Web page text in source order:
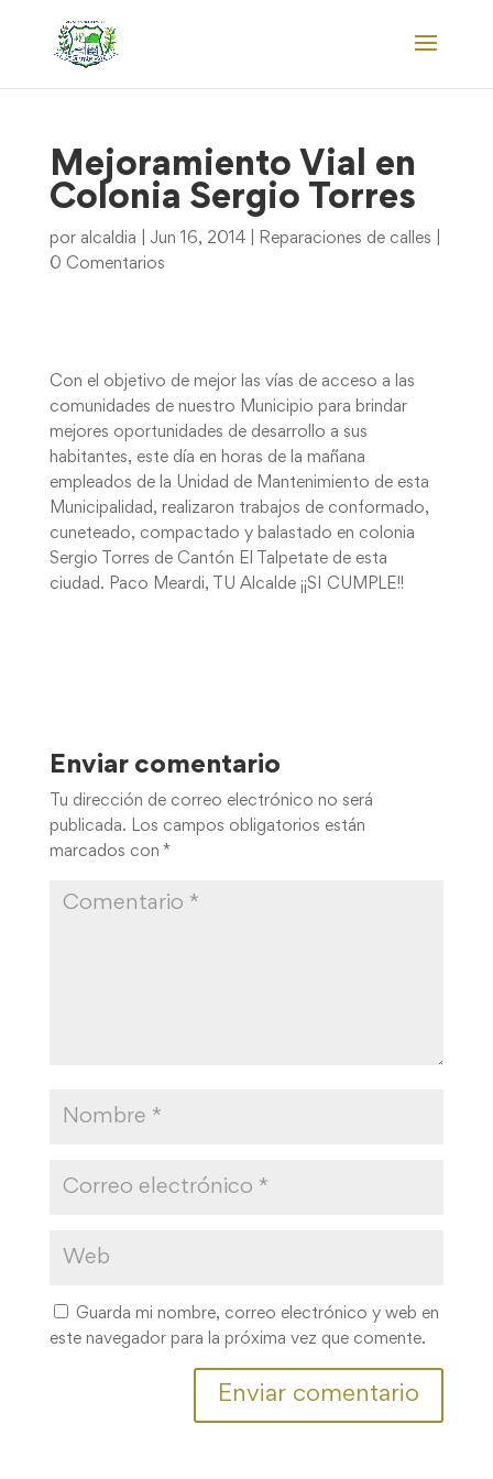
Mejoramiento Vial en
Colonia Sergio Torres
por alcaldia Jun 16, 2014| Reparaciones de calles
0 Comentarios
Con el objetivo de mejor las vías de acceso a las
comunidades de nuestro Municipio para brindar
mejores oportunidades de desarrollo a sus
habitantes, este día en horas de la mañana
empleados de la Unidad de Mantenimiento de esta
Municipalidad, realizaron trabajos de conformado,
cuneteado, compactado y balastado en colonia
Sergio Torres de Cantón El Talpetate de esta
ciudad. Paco Meardi, TU Alcalde ¡¡SI CUMPLE!!
Enviar comentario
Tu dirección de correo electrónico no será
publicada.
Los campos obligatorios están
marcados con *
Guarda mi nombre, correo electrónico y web en
este navegador para la próxima vez que comente.